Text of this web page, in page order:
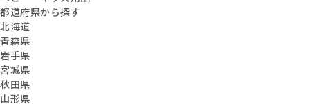
都道府県から探す
北海道
青森県
岩手県
宮城県
秋田県
山形県